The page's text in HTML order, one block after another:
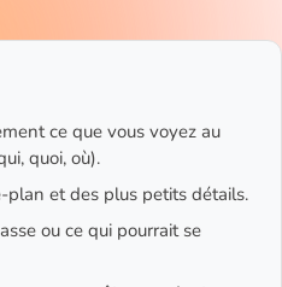
ce que vous voyez au
quoi, où).
plan et des plus petits détails.
ou ce qui pourrait se